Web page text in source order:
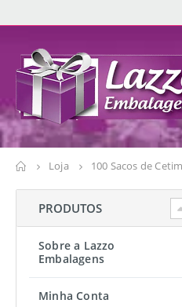
Loja 100 Sacos de
PRODUTOS
Sobre a Lazzo
Embalagens
Minha Conta